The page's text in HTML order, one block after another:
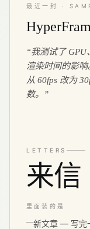
最近一封 ·
“我测试了 GPU
渲染时间的影
从 60fps 改为
数。
”
LETTERS
来信
里面装的是
新文章 — 写完